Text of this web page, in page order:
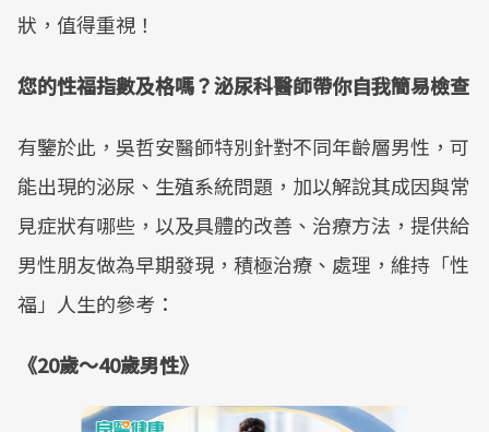
狀，值得重視！
您的性福指數及格嗎？泌尿科醫師帶你自我簡易檢查
有鑒於此，吳哲安醫師特別針對不同年齡層男性，可
能出現的泌尿、生殖系統問題，加以解說其成因與常
見症狀有哪些，以及具體的改善、治療方法，提供給
男性朋友做為早期發現，積極治療、處理，維持「性
福」人生的參考：
《20歲～40歲男性》